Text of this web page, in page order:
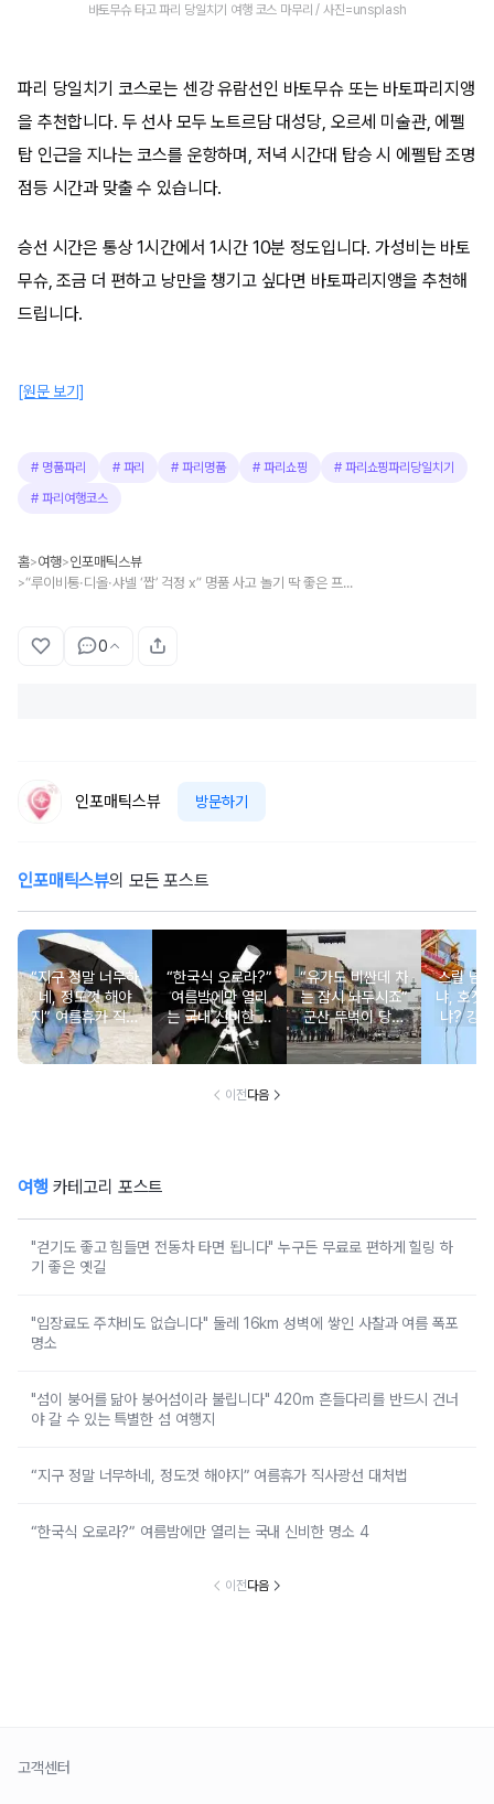
바토무슈 타고 파리 당일치기 여행 코스 마무리 / 사진=unsplash
파리 당일치기 코스로는 센강 유람선인 바토무슈 또는 바토파리지앵
을 추천합니다. 두 선사 모두 노트르담 대성당, 오르세 미술관, 에펠
탑 인근을 지나는 코스를 운항하며, 저녁 시간대 탑승 시 에펠탑 조명
점등 시간과 맞출 수 있습니다.
승선 시간은 통상 1시간에서 1시간 10분 정도입니다. 가성비는 바토
무슈, 조금 더 편하고 낭만을 챙기고 싶다면 바토파리지앵을 추천해
드립니다.
[원문 보기]
# 명품파리 # 파리 #파리명품 # 파리쇼핑 # 파리쇼핑파리당일치기
# 파리여행코스
홈>여행>인포매틱스뷰
> “루이비통·디올·샤넬 ‘짭’ 걱정 x” 명품 사고 놀기 딱 좋은 프랑스 파리 당일치기 코스 추천
0
인포매틱스뷰 방문하기
인포매틱스뷰의 모든 포스트
“지구 정말 너무하
네, 정도껏 해야
지” 여름휴가 직사
광선 대처법
“한국식 오로라?”
여름밤에만 열리
는 국내 신비한 명
소 4
“유가도 비싼데 차
는 잠시 놔두시죠”
군산 뚜벅이 당일
치기 코스, 걸어서
다 되는 이유
스릴 넘
냐, 호젓
냐? 강
추천
이전다음
여행 카테고리 포스트
"걷기도 좋고 힘들면 전동차 타면 됩니다" 누구든 무료로 편하게 힐링 하
기 좋은 옛길
"입장료도 주차비도 없습니다" 둘레 16km 성벽에 쌓인 사찰과 여름 폭포
명소
"섬이 붕어를 닮아 붕어섬이라 불립니다" 420m 흔들다리를 반드시 건너
야 갈 수 있는 특별한 섬 여행지
“지구 정말 너무하네, 정도껏 해야지” 여름휴가 직사광선 대처법
“한국식 오로라?” 여름밤에만 열리는 국내 신비한 명소 4
이전다음
고객센터